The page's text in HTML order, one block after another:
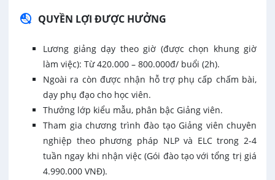
QUYỀN LỢI ĐƯỢC HƯỞNG
Lương giảng dạy theo giờ (được chọn khung giờ
làm việc): Từ 420.000 – 800.000đ/ buổi (2h).
Ngoài ra còn được nhận hỗ trợ phụ cấp chấm bài,
dạy phụ đạo cho học viên.
Thưởng lớp kiểu mẫu, phân bậc Giảng viên.
Tham gia chương trình đào tạo Giảng viên chuyên
nghiệp theo phương pháp NLP và ELC trong 2-4
tuần ngay khi nhận việc (Gói đào tạo với tổng trị giá
4.990.000 VNĐ).